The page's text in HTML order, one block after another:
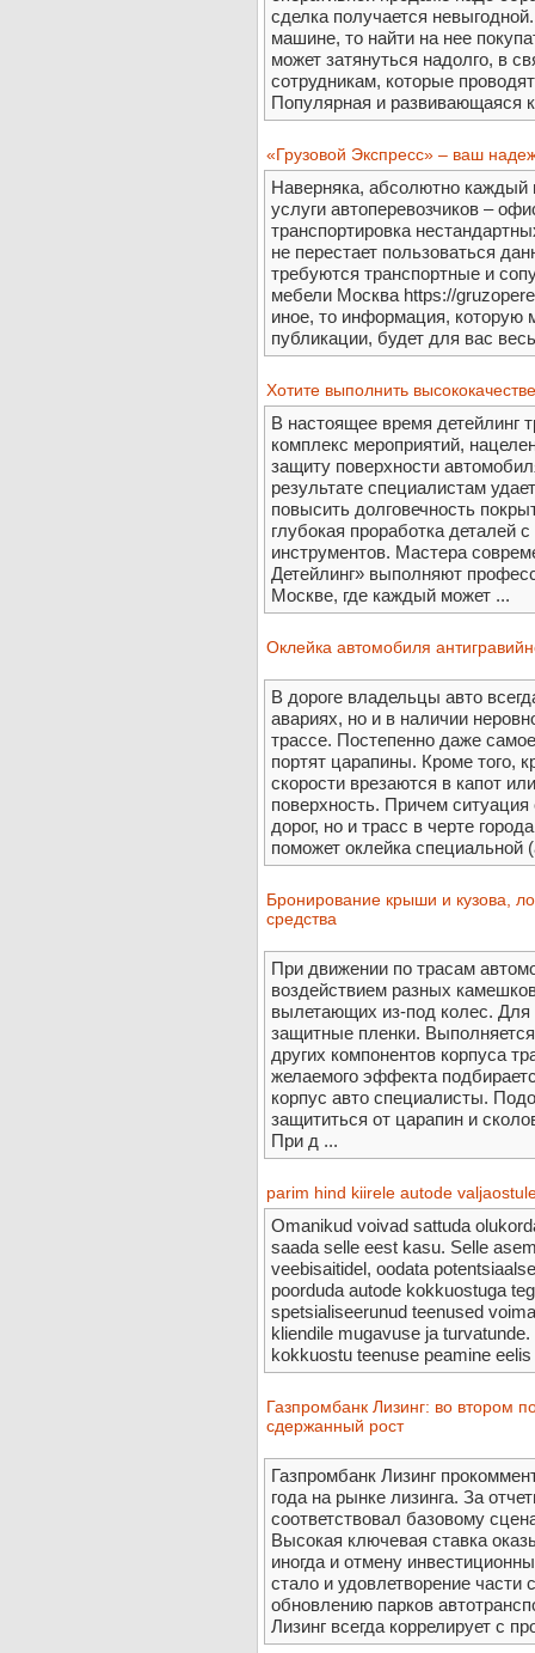
сделка получается
машине, то найти на нее
может затянуться надолго, в
сотрудникам, которые
Популярная и развивающаяся
«Грузовой Экспресс» – ваш
Наверняка, абсолютно каждый
услуги автоперевозчиков –
транспортировка
не перестает пользоваться
требуются транспортные и
мебели Москва https://
иное, то информация, которую
публикации, будет для вас
Хотите выполнить
В настоящее время детейлинг
комплекс мероприятий,
защиту поверхности
результате специалистам
повысить долговечность
глубокая проработка деталей
инструментов. Мастера
Детейлинг» выполняют
Москве, где каждый может ...
Оклейка автомобиля
В дороге владельцы авто
авариях, но и в наличии
трассе. Постепенно даже
портят царапины. Кроме того,
скорости врезаются в капот
поверхность. Причем
дорог, но и трасс в черте
поможет оклейка специальной
Бронирование крыши и кузова,
средства
При движении по трасам
воздействием разных
вылетающих из-под колес.
защитные пленки.
других компонентов корпуса
желаемого эффекта
корпус авто специалисты.
защититься от царапин и
При д ...
parim hind kiirele autode
Omanikud voivad sattuda
saada selle eest kasu. Selle
veebisaitidel, oodata
poorduda autode kokkuostuga
spetsialiseerunud teenused
kliendile mugavuse ja
kokkuostu teenuse peamine
Газпромбанк Лизинг: во втором
сдержанный рост
Газпромбанк Лизинг
года на рынке лизинга. За
соответствовал базовому
Высокая ключевая ставка
иногда и отмену
стало и удовлетворение части
обновлению парков
Лизинг всегда коррелирует с